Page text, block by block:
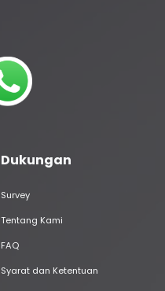
Dukungan
Survey
Tentang Kami
FAQ
Syarat dan Ketentuan